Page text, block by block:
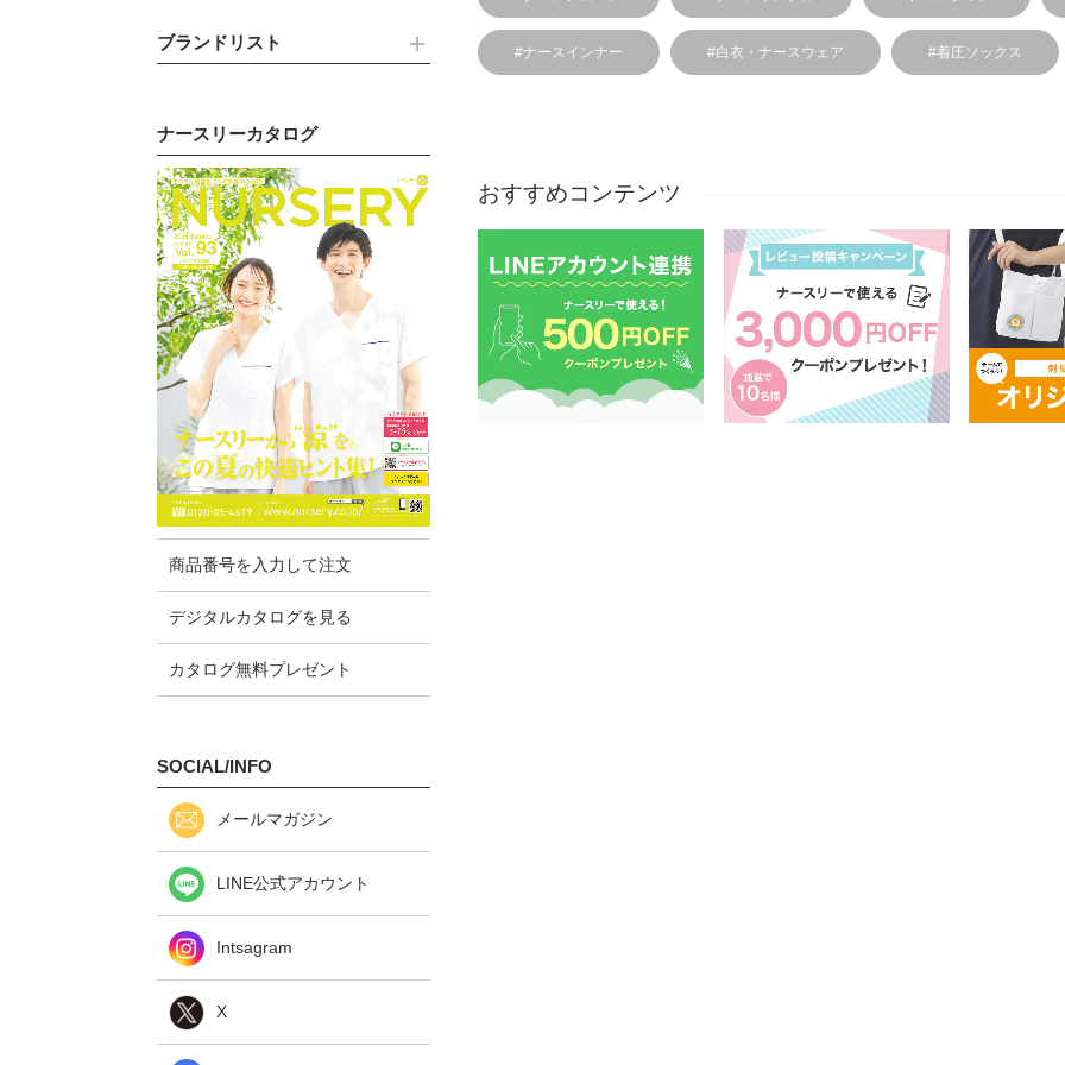
ブランドリスト
ナースリーカタログ
商品番号を入力して注文
デジタルカタログを見る
カタログ無料プレゼント
SOCIAL/INFO
メールマガジン
LINE公式アカウント
Intsagram
X
#ナースインナー #白衣・ナースウェア #着圧ソックス
おすすめコンテンツ